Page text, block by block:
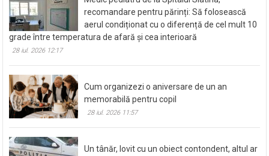
recomandare pentru părinți: Să folosească
aerul condiționat cu o diferență de cel mult 10
grade între temperatura de afară și cea interioară
28 iul. 2026 12:17
Cum organizezi o aniversare de un an
memorabilă pentru copil
28 iul. 2026 11:57
Un tânăr, lovit cu un obiect contondent, altul ar